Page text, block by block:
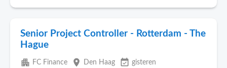
Senior Project Controller - Rotterdam - The
Hague
apartment FC Finance place Den Haag event_available gisteren